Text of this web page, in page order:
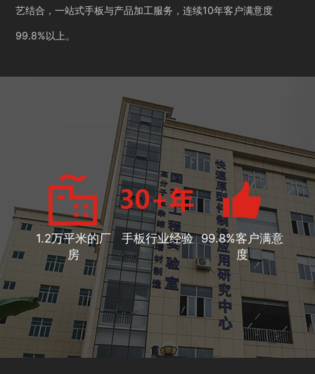
艺结合，一站式手板与产品加工服务，连续10年客户满意度
99.8%以上。
1.2万平米的厂
房
手板行业经验 99.8%客户满意
度